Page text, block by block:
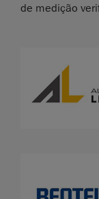
de medição